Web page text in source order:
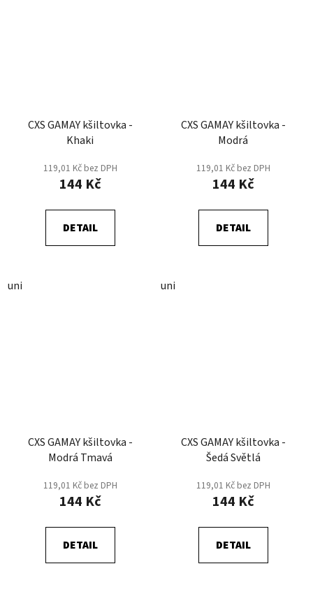
CXS GAMAY kšiltovka -
Khaki
119,01 Kč bez DPH
144 Kč
DETAIL
uni
CXS GAMAY kšiltovka -
Modrá
119,01 Kč bez DPH
144 Kč
DETAIL
uni
CXS GAMAY kšiltovka -
Modrá Tmavá
119,01 Kč bez DPH
144 Kč
DETAIL
CXS GAMAY kšiltovka -
Šedá Světlá
119,01 Kč bez DPH
144 Kč
DETAIL